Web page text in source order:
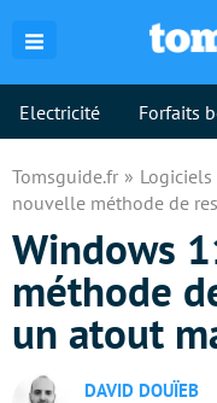
Electricité Forfaits
Tomsguide.fr Logiciels
nouvelle méthode de
Windows
méthode
un atout
DAVID DOUÏEB